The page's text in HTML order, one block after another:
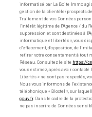
informatisé par La Boite Immo
gestion de la clientèle/prospects
Traitement de vos Données
l'intérêt légitime de l'Agence / du
suppression et sont destinées à
informatique et libertés », vous
d’effacement, d’opposition, de
retirer votre consentement à tout
Réseau. Consultez le site https://
vous estimez, après avoir contacté
Libertés » ne sont pas respectés,
Nous vous informons de
téléphonique « Bloctel », sur
gouv.fr. Dans le cadre de la
ne pas inscrire de Données